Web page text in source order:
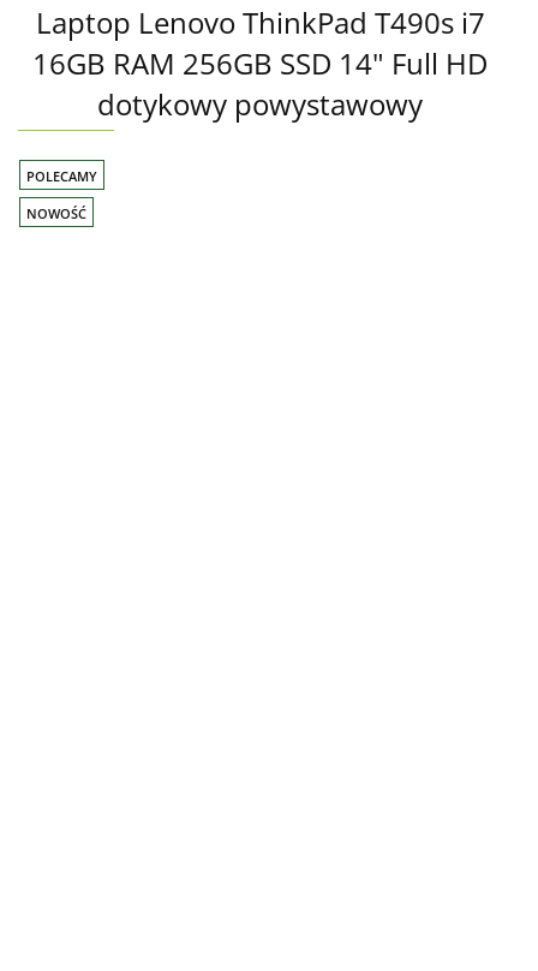
Laptop Lenovo ThinkPad T490s i7
16GB RAM 256GB SSD 14" Full HD
dotykowy powystawowy
POLECAMY
NOWOŚĆ